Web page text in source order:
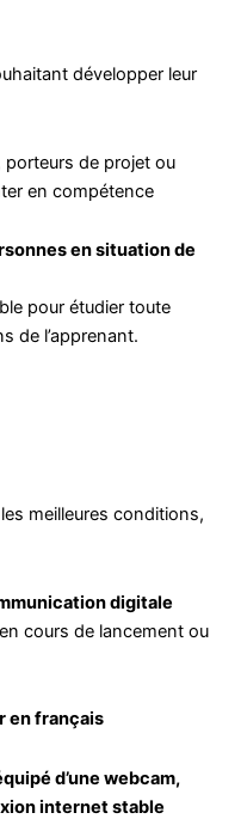
développer leur
porteurs de projet ou
en compétence
en situation de
pour étudier toute
de l’apprenant.
meilleures conditions,
digitale
cours de lancement ou
en français
d’une webcam,
internet stable